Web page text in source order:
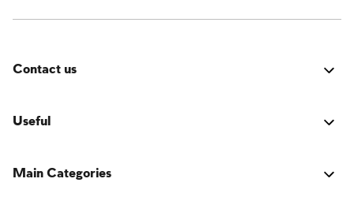
Contact us
Useful
Das Buch der jüdischen Tradition
Main Categories